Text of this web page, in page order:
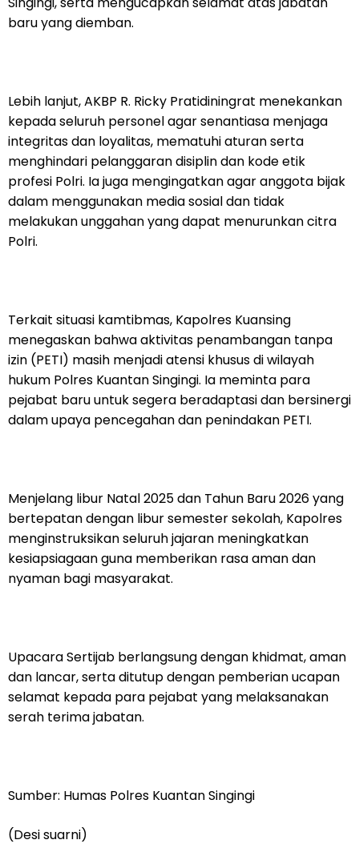
baru yang diemban.
Lebih lanjut, AKBP R. Ricky Pratidiningrat menekankan
kepada seluruh personel agar senantiasa menjaga
integritas dan loyalitas, mematuhi aturan serta
menghindari pelanggaran disiplin dan kode etik
profesi Polri. Ia juga mengingatkan agar anggota bijak
dalam menggunakan media sosial dan tidak
melakukan unggahan yang dapat menurunkan citra
Polri.
Terkait situasi kamtibmas, Kapolres Kuansing
menegaskan bahwa aktivitas penambangan tanpa
izin (PETI) masih menjadi atensi khusus di wilayah
hukum Polres Kuantan Singingi. Ia meminta para
pejabat baru untuk segera beradaptasi dan bersinergi
dalam upaya pencegahan dan penindakan PETI.
Menjelang libur Natal 2025 dan Tahun Baru 2026 yang
bertepatan dengan libur semester sekolah, Kapolres
menginstruksikan seluruh jajaran meningkatkan
kesiapsiagaan guna memberikan rasa aman dan
nyaman bagi masyarakat.
Upacara Sertijab berlangsung dengan khidmat, aman
dan lancar, serta ditutup dengan pemberian ucapan
selamat kepada para pejabat yang melaksanakan
serah terima jabatan.
Sumber: Humas Polres Kuantan Singingi
(Desi suarni)